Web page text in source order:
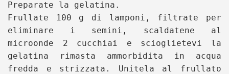
Preparate la gelatina.
Frullate 100 g di lamponi, filtrate per
eliminare i semini, scaldatene al
microonde 2 cucchiai e scioglietevi la
gelatina rimasta ammorbidita in acqua
fredda e strizzata. Unitela al frullato